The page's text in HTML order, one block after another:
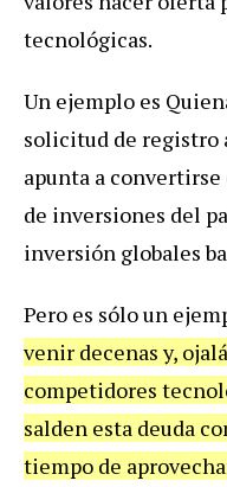
tecnológicas.
Un ejemplo es
solicitud de registro
apunta a
de inversiones del
inversión globales
Pero es sólo un
venir decenas y,
competidores
salden esta deuda
tiempo de